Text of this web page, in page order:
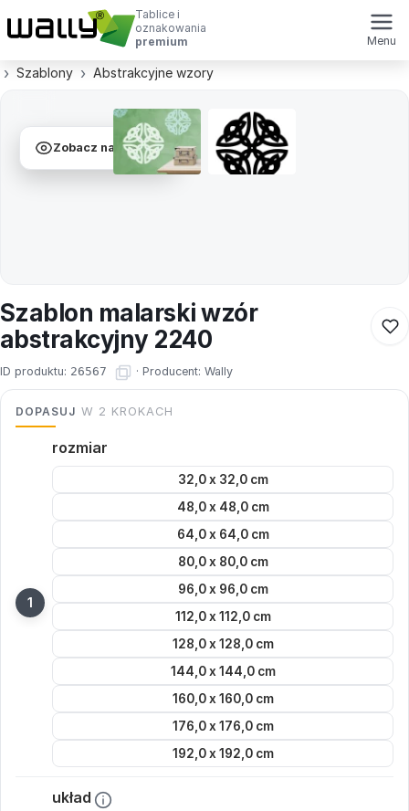
Tablice i
oznakowania
premium
Menu
Szablony Abstrakcyjne wzory
Zobacz na ścianie
Szablon malarski wzór
abstrakcyjny 2240
ID produktu: 26567 · Producent: Wally
DOPASUJ W 2 KROKACH
rozmiar
32,0 x 32,0 cm
48,0 x 48,0 cm
64,0 x 64,0 cm
80,0 x 80,0 cm
96,0 x 96,0 cm
112,0 x 112,0 cm
128,0 x 128,0 cm
144,0 x 144,0 cm
160,0 x 160,0 cm
176,0 x 176,0 cm
192,0 x 192,0 cm
układ